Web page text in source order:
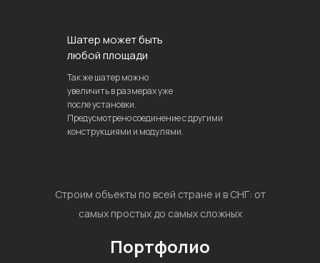
Шатер может быть
любой площади
Так же шатер можно
увеличить в размерах уже
после установки.
Предусмотрено соединение с другими
конструкциями и модулями.
Строим объекты по всей стране и в СНГ: от
самых простых до самых сложных
Портфолио